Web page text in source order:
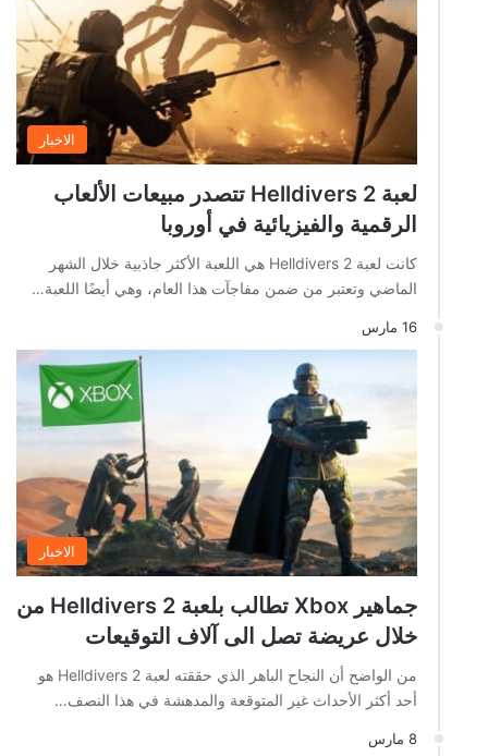
الاخبار
لعبة Helldivers 2 تتصدر مبيعات الألعاب
الرقمية والفيزيائية في أوروبا
كانت لعبة Helldivers 2 هي اللعبة الأكثر جاذبية خلال الشهر
الماضي وتعتبر من ضمن مفاجآت هذا العام، وهي أيضًا اللعبة…
16 مارس
الاخبار
جماهير Xbox تطالب بلعبة Helldivers 2 من
خلال عريضة تصل الى آلاف التوقيعات
من الواضح أن النجاح الباهر الذي حققته لعبة Helldivers 2 هو
أحد أكثر الأحداث غير المتوقعة والمدهشة في هذا النصف…
8 مارس